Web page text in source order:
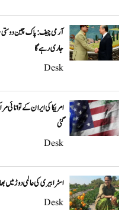
آرمی چیف: پاک چین دوستی
جاری رہے گا
Desk
امریکا کی ایران کے توانائی
گئی
Desk
اسٹرابیری کی عالمی دوڑ میں
Desk